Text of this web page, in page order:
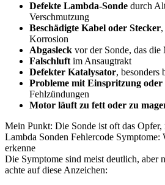
Defekte Lambda-Sonde durch
Verschmutzung
Beschädigte Kabel oder Stecker
Korrosion
Abgasleck vor der Sonde, das die
Falschluft im Ansaugtrakt
Defekter Katalysator, besonders
Probleme mit Einspritzung
Fehlzündungen
Motor läuft zu fett oder zu
Mein Punkt: Die Sonde ist oft das Opfer,
Lambda Sonden Fehlercode Symptome:
erkenne
Die Symptome sind meist deutlich, aber
achte auf diese Anzeichen: